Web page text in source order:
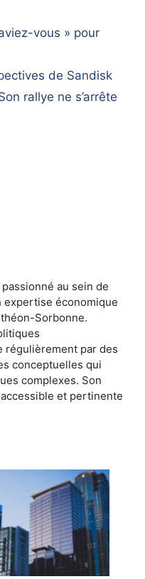
vous » pour
de Sandisk
rallye ne s’arrête
au sein de
expertise économique
Sorbonne.
régulièrement par des
conceptuelles qui
complexes. Son
et pertinente